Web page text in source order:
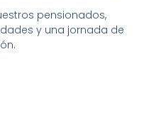
pensionados,
y una jornada de